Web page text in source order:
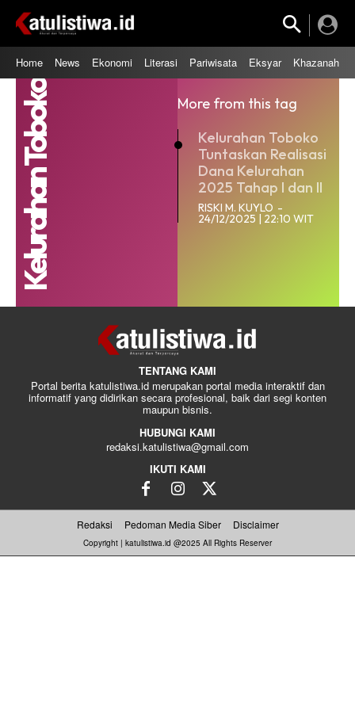
Home News Ekonomi Literasi Pariwisata Eksyar Khazanah
Kelurahan Toboko
More from this tag
Kelurahan Toboko
Tuntaskan Realisasi
Dana Kelurahan
2025 Tahap I dan II
RISKI M. KUYLO -
24/12/2025 | 22:10 WIT
TENTANG KAMI
Portal berita katulistiwa.id merupakan portal media interaktif dan
informatif yang didirikan secara profesional, baik dari segi konten
maupun bisnis.
HUBUNGI KAMI
redaksi.katulistiwa@gmail.com
IKUTI KAMI
Redaksi Pedoman Media Siber Disclaimer
Copyright | katulistiwa.id @2025 All Rights Reserver